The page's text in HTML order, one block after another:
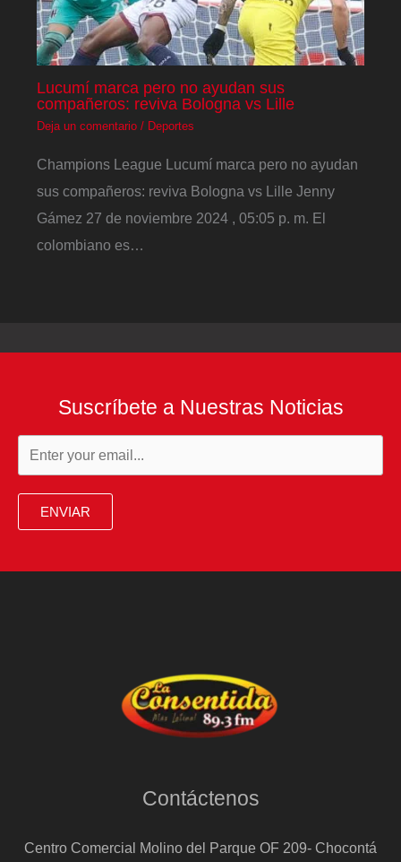
Lucumí marca pero no ayudan sus
compañeros: reviva Bologna vs Lille
Deja un comentario / Deportes
Champions League Lucumí marca pero no ayudan
sus compañeros: reviva Bologna vs Lille Jenny
Gámez 27 de noviembre 2024 , 05:05 p. m. El
colombiano es…
Suscríbete a Nuestras Noticias
ENVIAR
Contáctenos
Centro Comercial Molino del Parque OF 209- Chocontá